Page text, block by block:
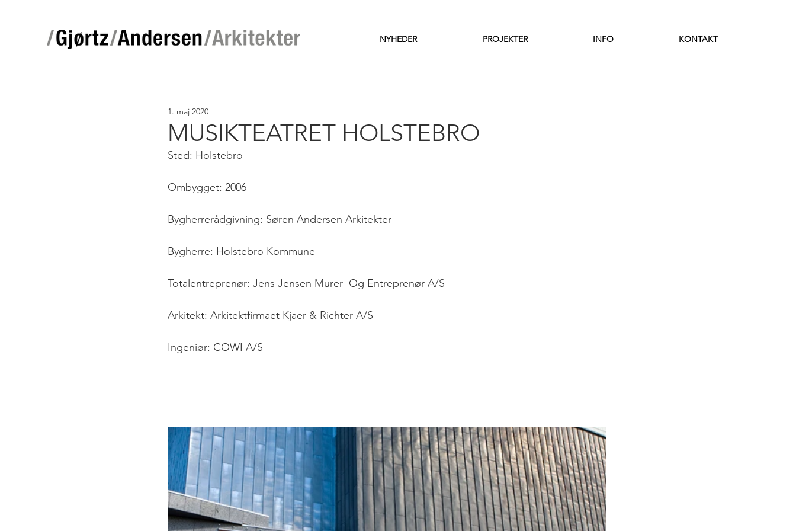
NYHEDER PROJEKTER INFO KONTAKT
MUSIKTEATRET HOLSTEBRO
1. maj 2020
Sted: Holstebro
Ombygget: 2006
Bygherrerådgivning: Søren Andersen Arkitekter
Bygherre: Holstebro Kommune
Totalentreprenør: Jens Jensen Murer- Og Entreprenør A/S
Arkitekt: Arkitektfirmaet Kjaer & Richter A/S
Ingeniør: COWI A/S